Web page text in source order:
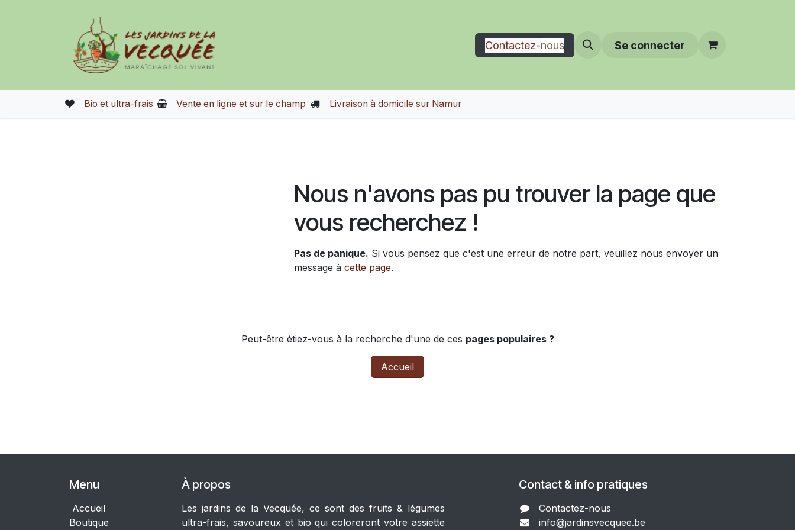
Pédagogie Nos Partenaires Notre Blog
Contactez-nous Se connecter
Bio et ultra-frais Vente en ligne et sur le champ Livraison à domicile sur Namur
Erreur 404
Nous n'avons pas pu trouver la page que
vous recherchez !
Pas de panique. Si vous pensez que c'est une erreur de notre part, veuillez nous envoyer un
message à cette page.
Peut-être étiez-vous à la recherche d'une de ces pages populaires ?
Accueil
Menu
Accueil
Boutique
À propos
Les jardins de la Vecquée, ce sont des fruits & légumes
ultra-frais, savoureux et bio qui coloreront votre assiette
Contact & info pratiques
Contactez-nous
info@jar​dinsvecquee.be